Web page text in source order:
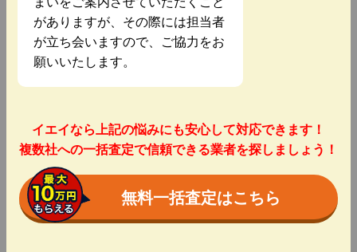
がありますが、その際には担当者
が立ち会いますので、ご協力をお
願いいたします。
イエイなら上記の悩みにも安心して対応できます！
複数社への一括査定で信頼できる業者を探しましょう！
無料一括査定はこちら